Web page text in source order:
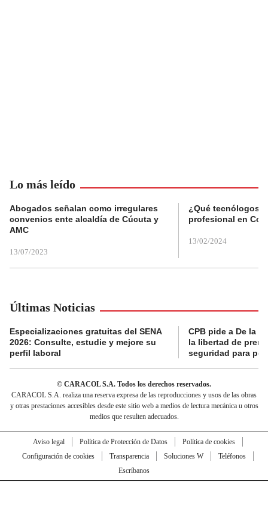
Lo más leído
Abogados señalan como irregulares
convenios ente alcaldía de Cúcuta y
AMC
13/07/2023
¿Qué tecnólogos
profesional en
13/02/2024
Últimas Noticias
Especializaciones gratuitas del SENA
2026: Consulte, estudie y mejore su
perfil laboral
CPB pide a De la
la libertad de
seguridad para
© CARACOL S.A. Todos los derechos reservados.
CARACOL S.A. realiza una reserva expresa de las reproducciones y usos de las obras
y otras prestaciones accesibles desde este sitio web a medios de lectura mecánica u otros
medios que resulten adecuados.
Aviso legal Política de Protección de Datos
Política de cookies
Configuración de cookies
Transparencia Soluciones W
Teléfonos
Escríbanos